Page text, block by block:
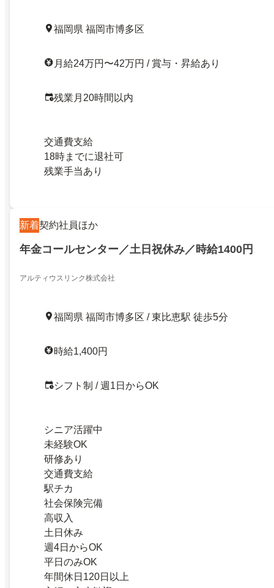
福岡県 福岡市博多区
月給24万円〜42万円 / 賞与・昇給あり
残業月20時間以内
交通費支給
18時までに退社可
残業手当あり
新着契約社員ほか
年金コールセンター／土日祝休み／時給1400円
アルティウスリンク株式会社
福岡県 福岡市博多区 / 東比恵駅 徒歩5分
時給1,400円
シフト制 / 週1日からOK
シニア活躍中
未経験OK
研修あり
交通費支給
駅チカ
社会保険完備
高収入
土日休み
週4日からOK
平日のみOK
年間休日120日以上